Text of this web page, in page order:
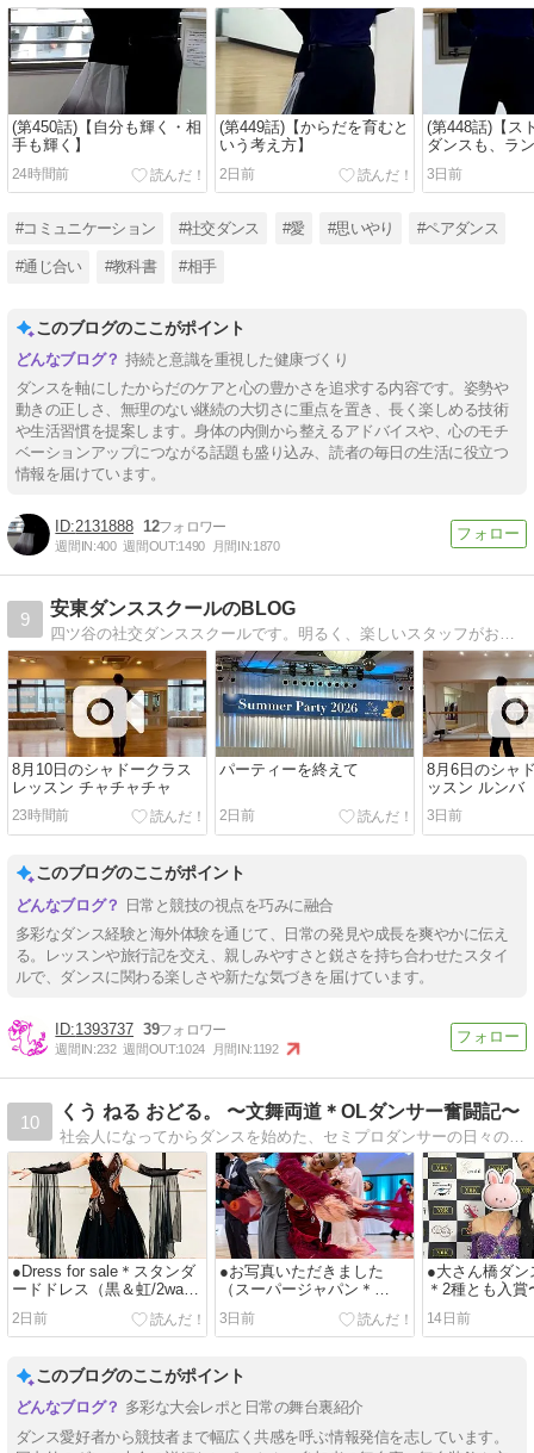
(第450話)【自分も輝く・相
手も輝く】
24時間前
(第449話)【からだを育むと
いう考え方】
2日前
(第448話)【ス
ダンスも、ラ
すべては姿勢
3日前
#コミュニケーション #社交ダンス #愛 #思いやり #ペアダンス
#通じ合い #教科書 #相手
このブログのここがポイント
持続と意識を重視した健康づくり
ダンスを軸にしたからだのケアと心の豊かさを追求する内容です。姿勢や
動きの正しさ、無理のない継続の大切さに重点を置き、長く楽しめる技術
や生活習慣を提案します。身体の内側から整えるアドバイスや、心のモチ
ベーションアップにつながる話題も盛り込み、読者の毎日の生活に役立つ
情報を届けています。
2131888 12
週間IN:400 週間OUT:1490 月間IN:1870
9
安東ダンススクールのBLOG
8月10日のシャドークラス
レッスン チャチャチャ
23時間前
パーティーを終えて
2日前
8月6日のシャ
ッスン ルンバ
3日前
このブログのここがポイント
日常と競技の視点を巧みに融合
多彩なダンス経験と海外体験を通じて、日常の発見や成長を爽やかに伝え
る。レッスンや旅行記を交え、親しみやすさと鋭さを持ち合わせたスタイ
ルで、ダンスに関わる楽しさや新たな気づきを届けています。
1393737 39
週間IN:232 週間OUT:1024 月間IN:1192
10
くう ねる おどる。 〜文舞両道＊OLダンサー奮闘記〜
社会人になってからダンスを始めた、セミプロダンサーの日々のできごと。本業は広告会社のマーケ担当。こちらも奮闘中。元バレリーナ、元新体操選手です。
●Dress for sale＊スタンダ
ードドレス（黒＆虹/2way
ドレス）
2日前
●お写真いただきました
（スーパージャパン＊
2026.02.28-03.01 #2）
3日前
●大さん橋ダン
＊2種とも入賞
14日前
このブログのここがポイント
多彩な大会レポと日常の舞台裏紹介
ダンス愛好者から競技者まで幅広く共感を呼ぶ情報発信を志しています。